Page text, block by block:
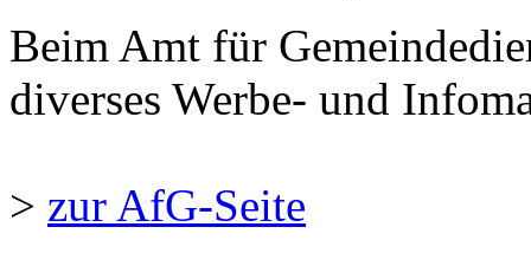
Beim Amt für
diverses Werbe- und
> zur AfG-Seite